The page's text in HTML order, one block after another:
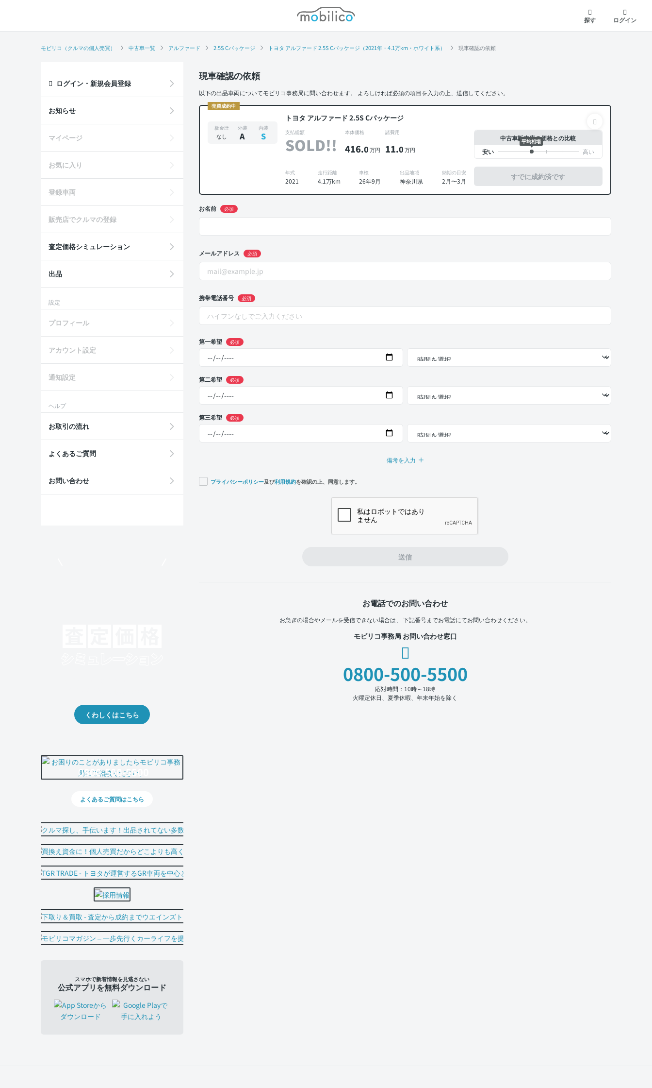
モビリコ
探す
ログイン
モビリコ（クルマの個人売買） 中古車一覧 アルファード 2.5S Cパッケージ トヨタ アルファード 2.5S Cパッケージ（2021年・4.1万km・ホワイト系） 現車確認の依頼
現車確認の依頼
以下の出品車両についてモビリコ事務局に問い合わせます。 よろしければ必須の項目を入力の上、送信してください。
売買成約中
トヨタ アルファード 2.5S Cパッケージ
板金歴
なし
外装
A
内装
S 支払総額
SOLD!!
本体価格
416.0万円
諸費用
11.0万円
年式
2021
走行距離
4.1万km
車検
26年9月
出品地域
神奈川県
納期の目安
2月〜3月
中古車販売店の価格との比較
平均相場
すでに成約済です
お名前 必須
メールアドレス 必須
携帯電話番号 必須
第一希望 必須
第二希望 必須
第三希望 必須
備考を入力
プライバシーポリシー及び利用規約を確認の上、同意します。
送信
お電話でのお問い合わせ
お急ぎの場合やメールを受信できない場合は、 下記番号までお電話にてお問い合わせください。
モビリコ事務局 お問い合わせ窓口
0800-500-5500
応対時間：10時～18時
火曜定休日、夏季休暇、年末年始を除く
ログイン・新規会員登録
お知らせ
マイページ
お気に入り
登録車両
販売店でクルマの登録
査定価格シミュレーション
出品
設定
プロフィール
アカウント設定
通知設定
ヘルプ
お取引の流れ
よくあるご質問
お問い合わせ
くわしくはこちら
0800-500-5500
よくあるご質問はこちら
スマホで新着情報を見逃さない
公式アプリを無料ダウンロード